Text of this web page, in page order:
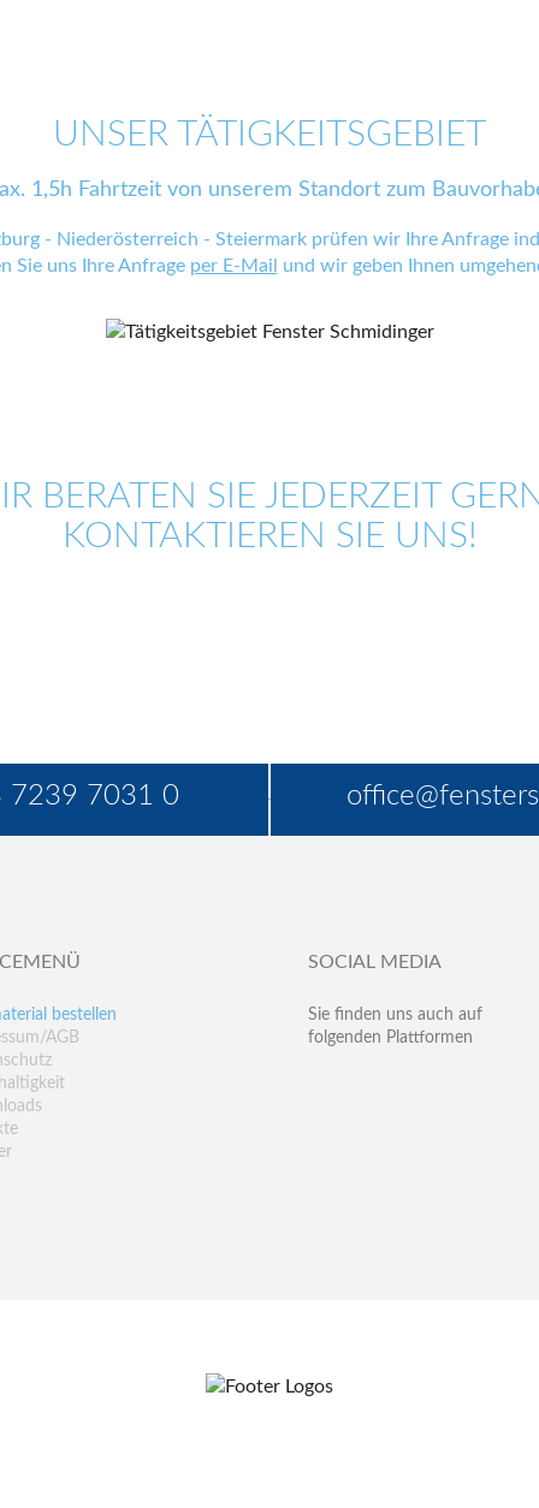
UNSER TÄTIGKEITSGEBIET
1,5h Fahrtzeit von unserem Standort zum
- Niederösterreich - Steiermark prüfen wir Ihre Anfrage
Sie uns Ihre Anfrage per E-Mail und wir geben Ihnen
BERATEN SIE JEDERZEIT
KONTAKTIEREN SIE UNS!
7239 7031 0
bestellen
AGB
SOCIAL MEDIA
Sie finden uns auch auf
folgenden Plattformen